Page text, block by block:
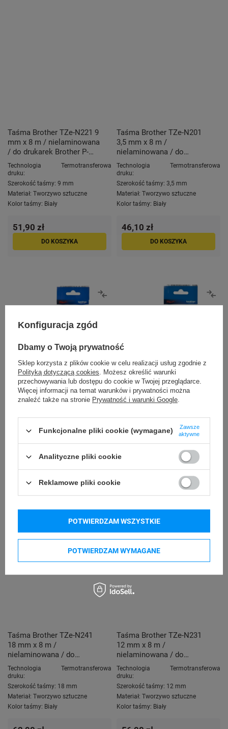
Taśma Brother TZe-N221 9
mm x 8 m / nielaminowana
/ do drukarek Brother P-
touch
Technologia
druku:
Termotransferowa
Szerokość taśmy: 9 mm
Materiał: Tworzywo sztuczne
Kolor taśmy: Biały
51,90 zł
DO KOSZYKA
Taśma Brother TZe-N201
3,5 mm x 8 m /
nielaminowana / do
drukarek Brother P-touch
Technologia
druku:
Termotransferowa
Szerokość taśmy: 3,5 mm
Materiał: Tworzywo sztuczne
Kolor taśmy: Biały
46,10 zł
DO KOSZYKA
Taśma Brother TZe-N241
18 mm x 8 m /
nielaminowana / do
drukarek Brother P-touch
Technologia
druku:
Termotransferowa
Szerokość taśmy: 18 mm
Materiał: Tworzywo sztuczne
Kolor taśmy: Biały
Taśma Brother TZe-N231
12 mm x 8 m /
nielaminowana / do
drukarek Brother P-touch
Technologia
druku:
Termotransferowa
Szerokość taśmy: 12 mm
Materiał: Tworzywo sztuczne
Kolor taśmy: Biały
Konfiguracja zgód
Dbamy o Twoją prywatność
Sklep korzysta z plików cookie w celu realizacji usług zgodnie z
Polityką dotyczącą cookies. Możesz określić warunki
przechowywania lub dostępu do cookie w Twojej przeglądarce.
Więcej informacji na temat warunków i prywatności można
znaleźć także na stronie Prywatność i warunki Google.
Funkcjonalne pliki cookie (wymagane)
Zawsze
aktywne
Analityczne pliki cookie
Reklamowe pliki cookie
POTWIERDZAM WYMAGANE
POTWIERDZAM WSZYSTKIE